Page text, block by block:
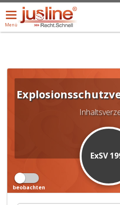
Menü
öffnen/schließen
Menü
ALLE DROPDOWN:
ExSV
beobachten